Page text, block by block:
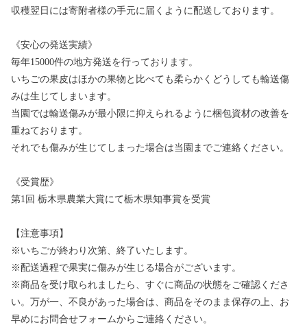
収穫翌日には寄附者様の手元に届くように配送しております。
《安心の発送実績》
毎年15000件の地方発送を行っております。
いちごの果皮はほかの果物と比べても柔らかくどうしても輸送傷
みは生じてしまいます。
当園では輸送傷みが最小限に抑えられるように梱包資材の改善を
重ねております。
それでも傷みが生じてしまった場合は当園までご連絡ください。
《受賞歴》
第1回 栃木県農業大賞にて栃木県知事賞を受賞
【注意事項】
※いちごが終わり次第、終了いたします。
※配送過程で果実に傷みが生じる場合がございます。
※商品を受け取られましたら、すぐに商品の状態をご確認くださ
い。万が一、不良があった場合は、商品をそのまま保存の上、お
早めにお問合せフォームからご連絡ください。